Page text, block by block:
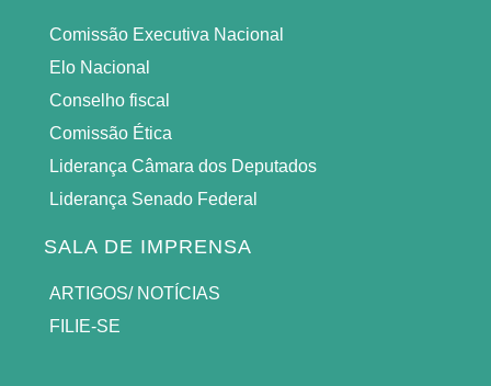
Comissão Executiva Nacional
Elo Nacional
Conselho fiscal
Comissão Ética
Liderança Câmara dos Deputados
Liderança Senado Federal
SALA DE IMPRENSA
ARTIGOS/ NOTÍCIAS
FILIE-SE